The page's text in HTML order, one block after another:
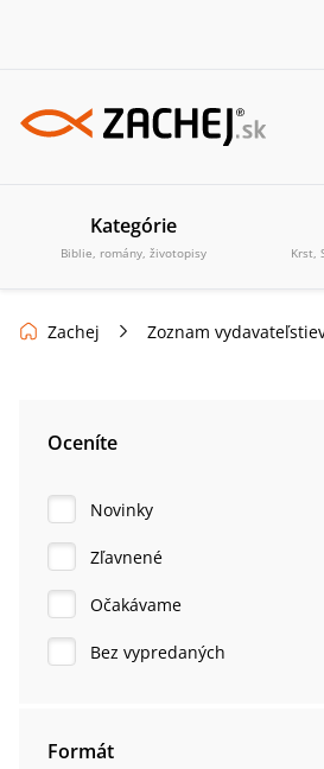
Kategórie
Biblie, romány, životopisy Krst,
Zachej Zoznam
Oceníte
Novinky
Zľavnené
Očakávame
Bez vypredaných
Formát